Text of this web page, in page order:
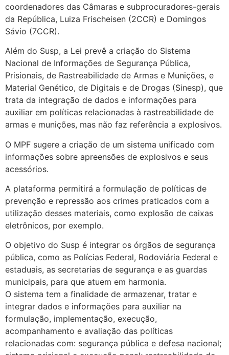
coordenadores das Câmaras e subprocuradores-gerais
da República, Luiza Frischeisen (2CCR) e Domingos
Sávio (7CCR).
Além do Susp, a Lei prevê a criação do Sistema
Nacional de Informações de Segurança Pública,
Prisionais, de Rastreabilidade de Armas e Munições, e
Material Genético, de Digitais e de Drogas (Sinesp), que
trata da integração de dados e informações para
auxiliar em políticas relacionadas à rastreabilidade de
armas e munições, mas não faz referência a explosivos.
O MPF sugere a criação de um sistema unificado com
informações sobre apreensões de explosivos e seus
acessórios.
A plataforma permitirá a formulação de políticas de
prevenção e repressão aos crimes praticados com a
utilização desses materiais, como explosão de caixas
eletrônicos, por exemplo.
O objetivo do Susp é integrar os órgãos de segurança
pública, como as Polícias Federal, Rodoviária Federal e
estaduais, as secretarias de segurança e as guardas
municipais, para que atuem em harmonia.
O sistema tem a finalidade de armazenar, tratar e
integrar dados e informações para auxiliar na
formulação, implementação, execução,
acompanhamento e avaliação das políticas
relacionadas com: segurança pública e defesa nacional;